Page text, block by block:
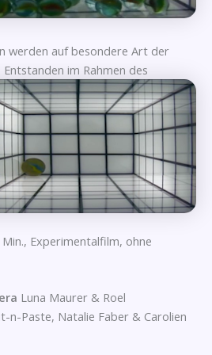
werden auf besondere Art der
Entstanden im Rahmen des
Min., Experimentalfilm, ohne
Luna Maurer & Roel
n-Paste, Natalie Faber & Carolien